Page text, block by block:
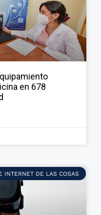
en 678
INTERNET DE LAS COSAS